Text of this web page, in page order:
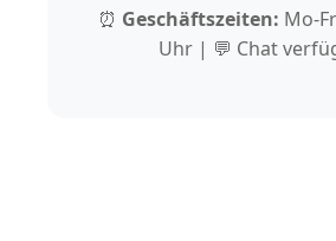
⏰ Geschäftszeiten: Mo-
Uhr | 💬 Chat